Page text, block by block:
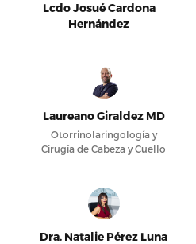
Lcdo Josué Cardona
Hernández
Laureano Giraldez MD
Otorrinolaringología y
Cirugía de Cabeza y Cuello
Dra. Natalie Pérez Luna